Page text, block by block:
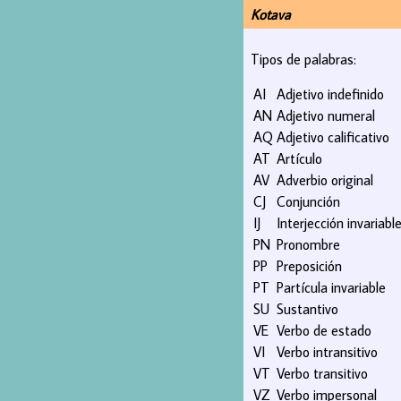
Kotava
Tipos de palabras:
AI Adjetivo indefinido
AN Adjetivo numeral
AQ Adjetivo calificativo
AT Artículo
AV Adverbio original
CJ Conjunción
IJ
Interjección invariable
PN Pronombre
PP Preposición
PT Partícula invariable
SU Sustantivo
VE Verbo de estado
VI
Verbo intransitivo
VT Verbo transitivo
VZ Verbo impersonal